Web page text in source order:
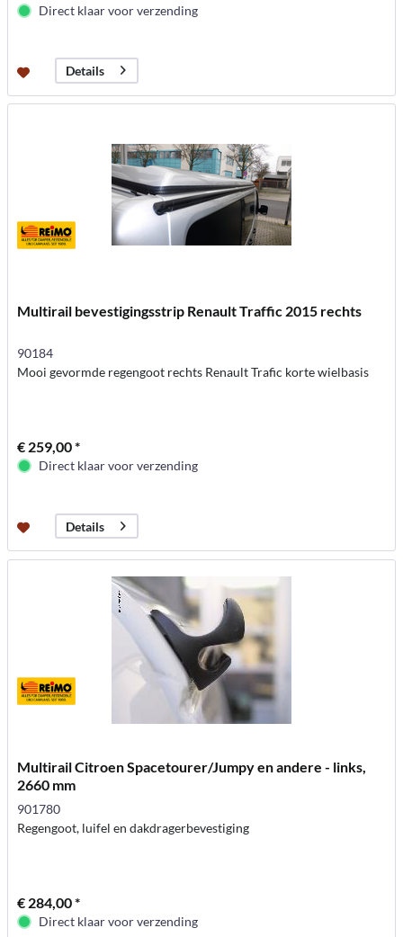
Direct klaar voor verzending
Details
Multirail bevestigingsstrip Renault Traffic 2015 rechts
90184
Mooi gevormde regengoot rechts Renault Trafic korte wielbasis
€ 259,00 *
Direct klaar voor verzending
Details
Multirail Citroen Spacetourer/Jumpy en andere - links,
2660 mm
901780
Regengoot, luifel en dakdragerbevestiging
€ 284,00 *
Direct klaar voor verzending